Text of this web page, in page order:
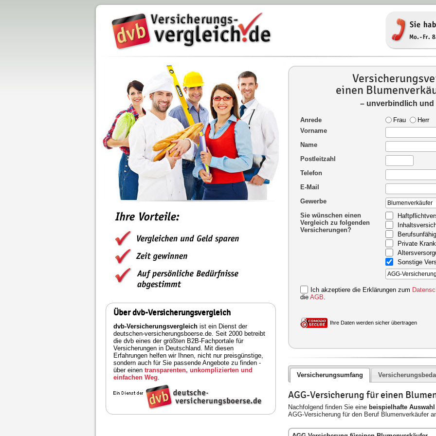
Über dvb-Versicherungsvergleich
dvb-Versicherungsvergleich ist ein Dienst der
deutschen-versicherungsboerse.de. Seit 2000 betreibt
die dvb eines der größten B2B-Fachportale für
Versicherungen in Deutschland. Mit diesen
Erfahrungen helfen wir Ihnen, nicht nur preisgünstige,
sondern auch für Sie passende Angebote zu finden -
über einen transparenten, unkomplizierten und
einfachen Weg.
einen
– unverbindlich und
Anrede Frau
Herr
Vorname
Name
Postleitzahl
Telefon
E-Mail
Gewerbe
Sie wünschen einen
Vergleich zu folgenden
Versicherungen?
Private
Sonstige
Ich akzeptiere die Erklärungen zum
die AGB.
Ihre Daten werden sicher übertragen
Versicherungsumfang
AGG-Versicherung für einen
Nachfolgend finden Sie eine beispielhafte Auswahl
AGG-Versicherung für den Beruf Blumenverkäufer